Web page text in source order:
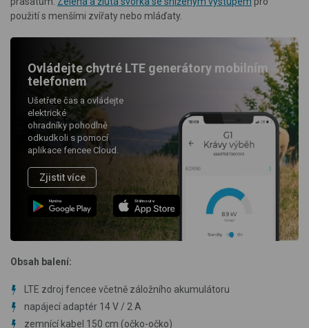
použití s menšími zvířaty nebo mláďaty.
Ovládejte chytré LTE generátory mobilním
telefonem
Ušetřete čas a ovládejte
elektrické
ohradníky pohodlně
odkudkoli s pomocí
aplikace fencee Cloud.
Zjistit více
Nyní na Stáhnout v
Obsah balení:
LTE zdroj fencee včetně záložního akumulátoru
napájecí adaptér 14 V / 2 A
zemnící kabel 150 cm (očko-očko)